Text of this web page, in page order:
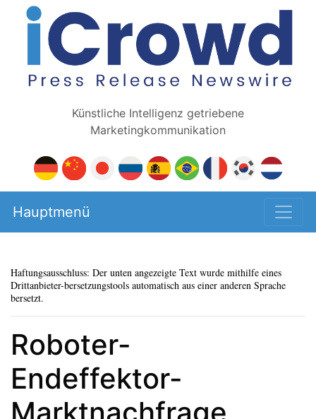
Künstliche Intelligenz getriebene
Marketingkommunikation
Hauptmenü
Haftungsausschluss: Der unten angezeigte Text wurde mithilfe eines
Drittanbieter-bersetzungstools automatisch aus einer anderen Sprache
bersetzt.
Roboter-
Endeffektor-